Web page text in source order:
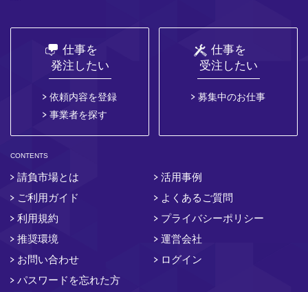
仕事を
発注したい
依頼内容を登録
事業者を探す
仕事を
受注したい
募集中のお仕事
CONTENTS
請負市場とは
活用事例
ご利用ガイド
よくあるご質問
利用規約
プライバシーポリシー
推奨環境
運営会社
お問い合わせ
ログイン
パスワードを忘れた方